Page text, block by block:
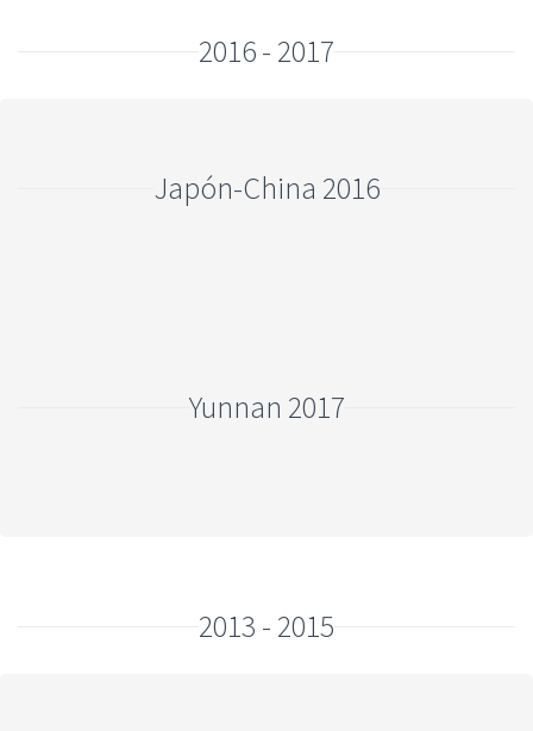
2016 - 2017
Japón-China 2016
Yunnan 2017
2013 - 2015